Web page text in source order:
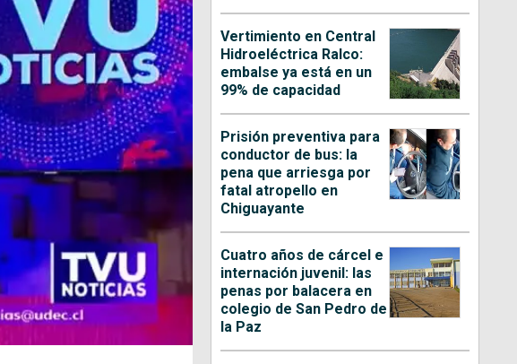
Vertimiento en Central
Hidroeléctrica Ralco:
embalse ya está en un
99% de capacidad
Prisión preventiva para
conductor de bus: la
pena que arriesga por
fatal atropello en
Chiguayante
Cuatro años de cárcel e
internación juvenil: las
penas por balacera en
colegio de San Pedro de
la Paz